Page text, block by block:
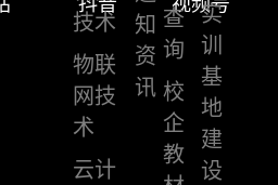
技术
物联
网技
术
云计
知
资
讯
查
询
校
企
教
实
训
基
地
建
设